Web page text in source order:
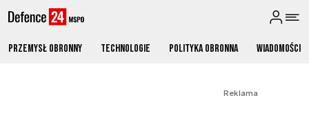
Przemysł obronny Technologie Polityka obronna Wiadomości
Reklama